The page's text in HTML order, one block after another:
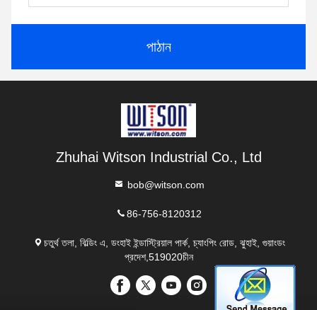
পাঠান
Zhuhai Witson Industrial Co., Ltd
bob@witson.com
86-756-8120312
চতুর্থ তলা, বিল্ডিং এ, ডংহাই ইন্ডাস্ট্রিয়াল পার্ক, চ্যাংপিং রোড, ঝুহাই, গুয়াংডং
প্রদেশ,519020চীন